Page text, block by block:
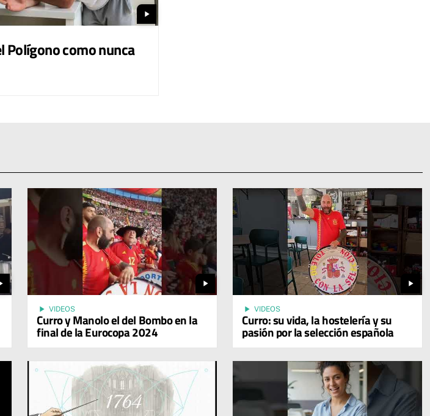
play_arrow
Polígono como nunca
play_arrow
play_arrow VIDEOS
Curro y Manolo el del Bombo en la
final de la Eurocopa 2024
play_arrow
play_arrow VIDEOS
Curro: su vida, la hostelería y su
pasión por la selección española